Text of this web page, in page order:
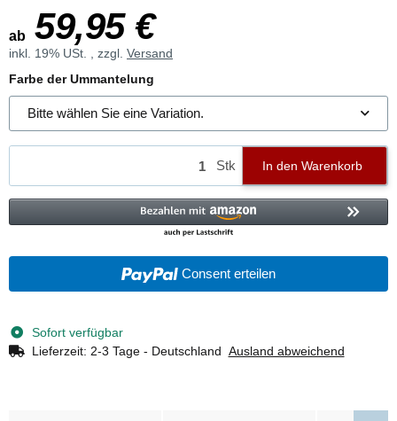
ab 59,95 €
inkl. 19% USt. , zzgl. Versand
Farbe der Ummantelung
Bitte wählen Sie eine Variation.
Stk In den Warenkorb
Consent erteilen
Sofort verfügbar
Lieferzeit: 2-3 Tage - Deutschland Ausland abweichend